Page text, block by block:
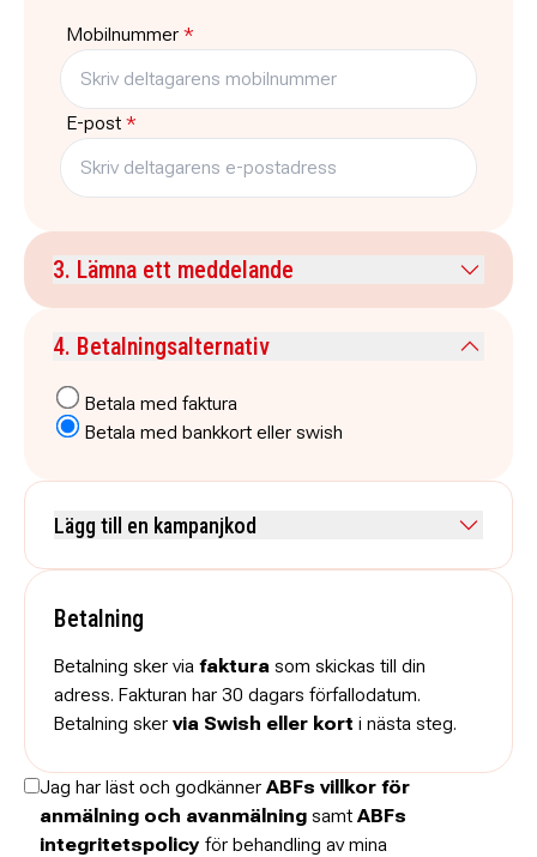
Mobilnummer *
E-post *
3. Lämna ett meddelande
4. Betalningsalternativ
Betala med faktura
Betala med bankkort eller swish
Lägg till en kampanjkod
Betalning
Betalning sker via faktura som skickas till din
adress. Fakturan har 30 dagars förfallodatum.
Betalning sker via Swish eller kort i nästa steg.
Jag har läst och godkänner ABFs villkor för
anmälning och avanmälning samt ABFs
integritetspolicy för behandling av mina